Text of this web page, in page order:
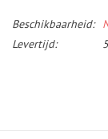
Beschikbaarheid:
Levertijd: